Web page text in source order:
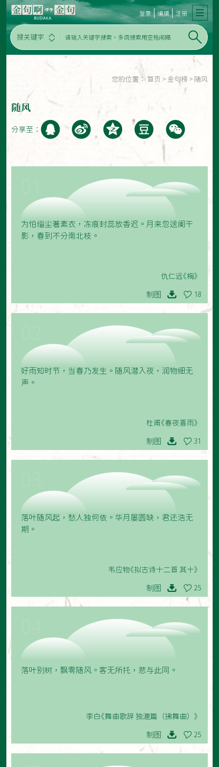
搜关键字
登录 编撰 注册
您的位置： 首页 > 金句榜 > 随风
随风
分享至：
为怕缁尘著素衣，冻痕封蕊放香迟。月来忽送阑干
影，春到不分南北枝。
仇仁远《梅》
制图 18
好雨知时节，当春乃发生。随风潜入夜，润物细无
声。
杜甫《春夜喜雨》
制图 31
落叶随风起，愁人独何依。华月屡圆缺，君还浩无
期。
韦应物《拟古诗十二首 其十》
制图 25
落叶别树，飘零随风。客无所托，悲与此同。
李白《舞曲歌辞 独漉篇（拂舞曲）》
制图 25